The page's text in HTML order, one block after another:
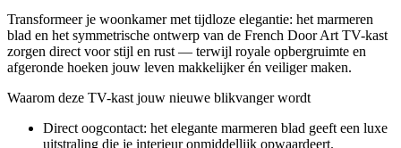
Transformeer je woonkamer met tijdloze elegantie: het marmeren
blad en het symmetrische ontwerp van de French Door Art TV-kast
zorgen direct voor stijl en rust — terwijl royale opbergruimte en
afgeronde hoeken jouw leven makkelijker én veiliger maken.
Waarom deze TV-kast jouw nieuwe blikvanger wordt
Direct oogcontact: het elegante marmeren blad geeft een luxe
uitstraling die je interieur onmiddellijk opwaardeert.